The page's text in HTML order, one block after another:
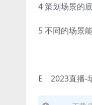
4 策划场景的
5 不同的场景
E 2023直播-